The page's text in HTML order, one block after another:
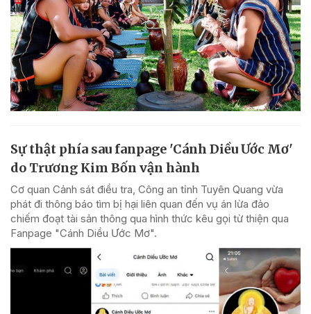
Sự thật phía sau fanpage 'Cánh Diều Ước Mơ'
do Trương Kim Bốn vận hành
Cơ quan Cảnh sát điều tra, Công an tỉnh Tuyên Quang vừa
phát đi thông báo tìm bị hại liên quan đến vụ án lừa đảo
chiếm đoạt tài sản thông qua hình thức kêu gọi từ thiện qua
Fanpage "Cánh Diều Ước Mơ".